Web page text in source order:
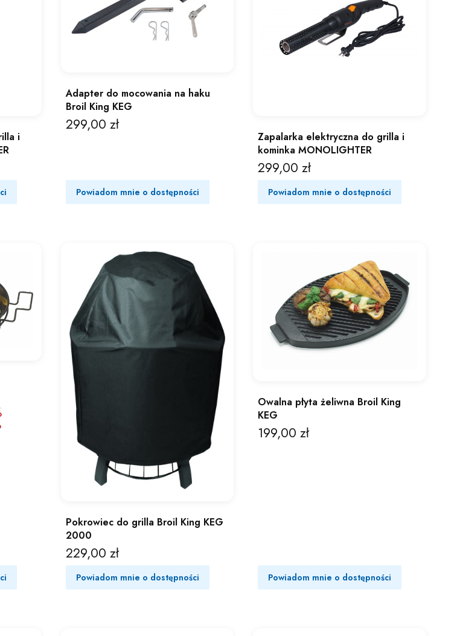
i
Adapter do mocowania na haku
Broil King KEG
Cena
299,00 zł
Powiadom mnie o dostępności
Zapalarka elektryczna do grilla i
kominka MONOLIGHTER
Cena
299,00 zł
Powiadom mnie o dostępności
Pokrowiec do grilla Broil King KEG
2000
Cena
229,00 zł
Powiadom mnie o dostępności
Owalna płyta żeliwna Broil King
KEG
Cena
199,00 zł
Powiadom mnie o dostępności